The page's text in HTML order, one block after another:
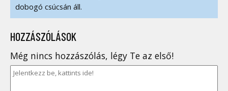
dobogó csúcsán áll.
HOZZÁSZÓLÁSOK
Még nincs hozzászólás, légy Te az első!